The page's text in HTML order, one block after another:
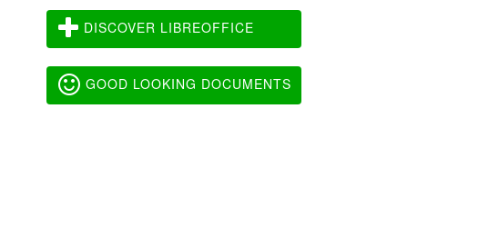
DISCOVER LIBREOFFICE
GOOD LOOKING DOCUMENTS